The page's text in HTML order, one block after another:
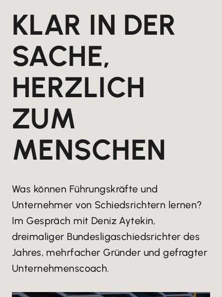
KLAR IN DER
SACHE,
HERZLICH
ZUM
MENSCHEN
Was können Führungskräfte und
Unternehmer von Schiedsrichtern lernen?
Im Gespräch mit Deniz Aytekin,
dreimaliger Bundesligaschiedsrichter des
Jahres, mehrfacher Gründer und gefragter
Unternehmenscoach.